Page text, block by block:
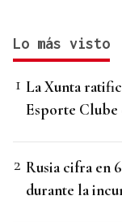
Lo más visto
La Xunta
Esporte Clube
Rusia cifra en
durante la